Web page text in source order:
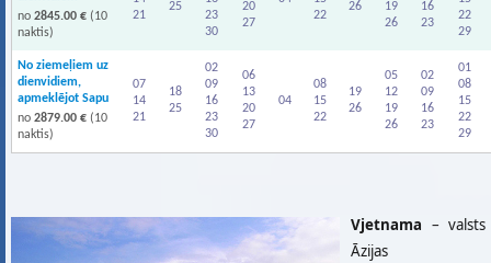
no 2845.00 € (10
naktis)
21
25
23
30
20
27
22
26
19
26
16
23
22
29
No ziemeļiem uz
dienvidiem,
apmeklējot Sapu
no 2879.00 € (10
naktis)
07
14
21
18
25
02
09
16
23
30
06
13
20
27
04
08
15
22
19
26
05
12
19
26
02
09
16
23
01
08
15
22
29
Vjetnama – valsts
Āzijas